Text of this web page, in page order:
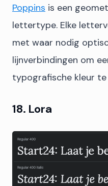
Poppins is een
lettertype. Elke
met waar nodig
lijnverbindingen om
typografische kleur te
18. Lora